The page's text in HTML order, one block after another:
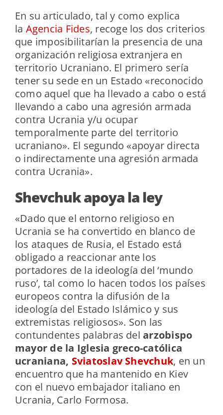
En su articulado, tal y como explica
la Agencia Fides, recoge los dos criterios
que imposibilitarían la presencia de una
organización religiosa extranjera en
territorio Ucraniano. El primero sería
tener su sede en un Estado «reconocido
como aquel que ha llevado a cabo o está
llevando a cabo una agresión armada
contra Ucrania y/u ocupar
temporalmente parte del territorio
ucraniano». El segundo «apoyar directa
o indirectamente una agresión armada
contra Ucrania».
Shevchuk apoya la ley
«Dado que el entorno religioso en
Ucrania se ha convertido en blanco de
los ataques de Rusia, el Estado está
obligado a reaccionar ante los
portadores de la ideología del ‘mundo
ruso’, tal como lo hacen todos los países
europeos contra la difusión de la
ideología del Estado Islámico y sus
extremistas religiosos». Son las
contundentes palabras delarzobispo
mayor de la Iglesia greco-católica
ucraniana, Sviatoslav Shevchuk, en un
encuentro que ha mantenido en Kiev
con el nuevo embajador italiano en
Ucrania, Carlo Formosa.